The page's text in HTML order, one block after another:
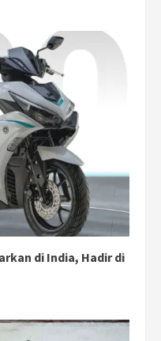
di India, Hadir di